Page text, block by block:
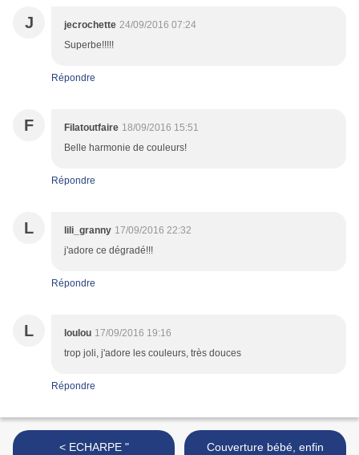
J jecrochette 24/09/2016 07:24
Superbe!!!!!
Répondre
F Filatoutfaire 18/09/2016 15:51
Belle harmonie de couleurs!
Répondre
L lili_granny 17/09/2016 22:32
j'adore ce dégradé!!!
Répondre
L loulou 17/09/2016 19:16
trop joli, j'adore les couleurs, très douces
Répondre
< ECHARPE "
Couverture bébé, enfin